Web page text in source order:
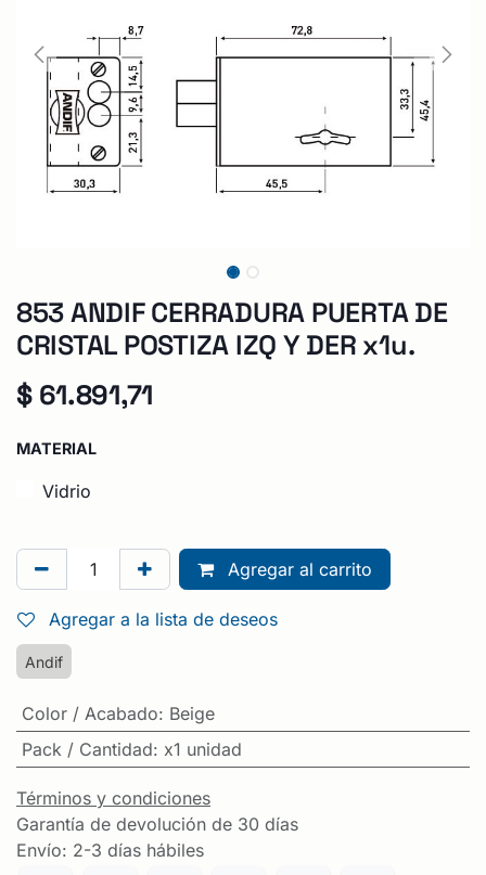
853 ANDIF CERRADURA PUERTA DE
CRISTAL POSTIZA IZQ Y DER x1u.
$ 61.891,71
MATERIAL
Vidrio
Agregar al carrito
Agregar a la lista de deseos
Andif
Color / Acabado: Beige
Pack / Cantidad: x1 unidad
Términos y condiciones
Garantía de devolución de 30 días
Envío: 2-3 días hábiles